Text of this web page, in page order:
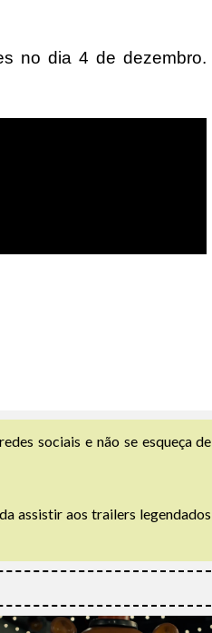
no dia 4 de dezembro.
sociais e não se esqueça de
assistir aos trailers legendados